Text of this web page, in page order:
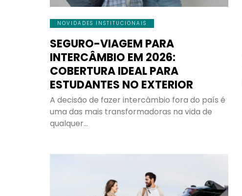
NOVIDADES INSTITUCIONAIS
SEGURO-VIAGEM PARA
INTERCÂMBIO EM 2026:
COBERTURA IDEAL PARA
ESTUDANTES NO EXTERIOR
A decisão de fazer intercâmbio fora do país é
uma das mais transformadoras na vida de
qualquer…